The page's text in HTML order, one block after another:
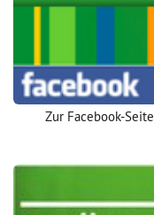
Zur Facebook-Seite